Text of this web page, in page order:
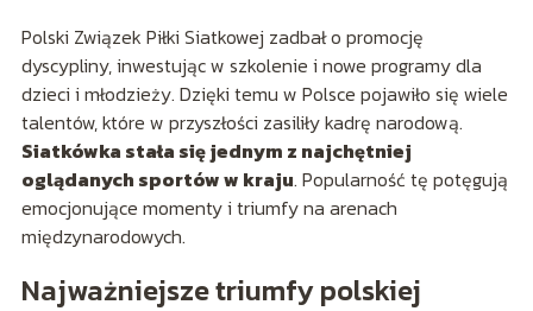
Polski Związek Piłki Siatkowej zadbał o promocję
dyscypliny, inwestując w szkolenie i nowe programy dla
dzieci i młodzieży. Dzięki temu w Polsce pojawiło się wiele
talentów, które w przyszłości zasiliły kadrę narodową.
Siatkówka stała się jednym z najchętniej
oglądanych sportów w kraju. Popularność tę potęgują
emocjonujące momenty i triumfy na arenach
międzynarodowych.
Najważniejsze triumfy polskiej